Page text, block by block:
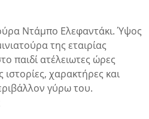
Ντάμπο Ελεφαντάκι. Ύψος
της εταιρίας
παιδί ατέλειωτες ώρες
χαρακτήρες και
γύρω του.